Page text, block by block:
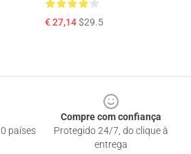
€ 27,14$29.5
países
Compre com confiança
Protegido 24/7, do clique à
entrega